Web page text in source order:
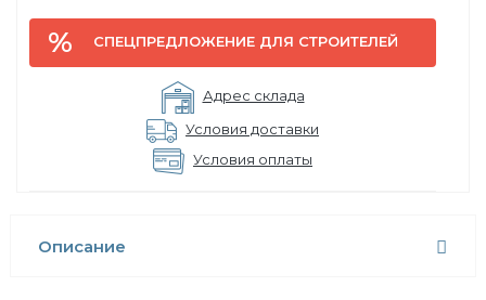
СПЕЦПРЕДЛОЖЕНИЕ ДЛЯ СТРОИТЕЛЕЙ
Адрес склада
Условия доставки
Условия оплаты
Описание